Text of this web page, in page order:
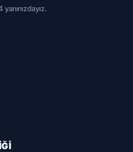
yanınızdayız.